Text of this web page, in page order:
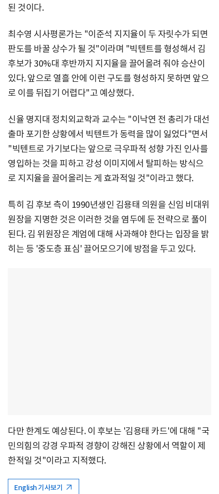
된 것이다.
최수영 시사평론가는 "이준석 지지율이 두 자릿수가 되면
판도를 바꿀 상수가 될 것"이라며 "빅텐트를 형성해서 김
후보가 30%대 후반까지 지지율을 끌어올려 줘야 승산이
있다. 앞으로 열흘 안에 이런 구도를 형성하지 못하면 앞으
로 이를 뒤집기 어렵다"고 예상했다.
신율 명지대 정치외교학과 교수는 "이낙연 전 총리가 대선
출마 포기한 상황에서 빅텐트가 동력을 많이 잃었다"면서
"빅텐트로 가기보다는 앞으로 극우파적 성향 가진 인사를
영입하는 것을 피하고 강성 이미지에서 탈피하는 방식으
로 지지율을 끌어올리는 게 효과적일 것"이라고 했다.
특히 김 후보 측이 1990년생인 김용태 의원을 신임 비대위
원장을 지명한 것은 이러한 것을 염두에 둔 전략으로 풀이
된다. 김 위원장은 계엄에 대해 사과해야 한다는 입장을 밝
히는 등 '중도층 표심' 끌어모으기에 방점을 두고 있다.
다만 한계도 예상된다. 이 후보는 '김용태 카드'에 대해 "국
민의힘의 강경 우파적 경향이 강해진 상황에서 역할이 제
한적일 것"이라고 지적했다.
English 기사보기